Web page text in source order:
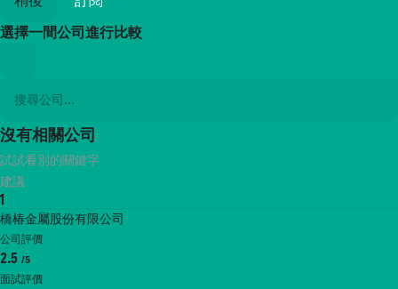
選擇一間公司進行比較
沒有相關公司
試試看別的關鍵字
建議
1
橋椿金屬股份有限公司
公司評價
2.5 /5
面試評價